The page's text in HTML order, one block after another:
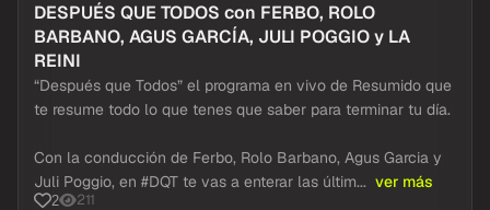
DESPUÉS QUE TODOS con FERBO, ROLO
BARBANO, AGUS GARCÍA, JULI POGGIO y LA
REINI
“Después que Todos” el programa en vivo de Resumido que
te resume todo lo que tenes que saber para terminar tu día.
Con la conducción de Ferbo, Rolo Barbano, Agus Garcia y
Juli Poggio, en #DQT te vas a enterar las últim... ver más
2 211